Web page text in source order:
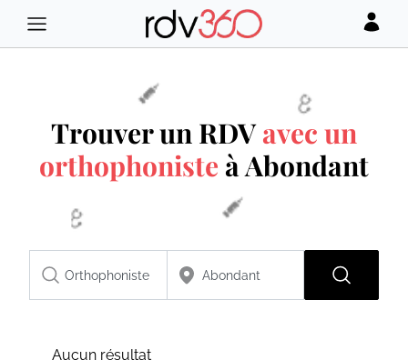
Trouver un RDVavec un
orthophoniste à Abondant
Aucun résultat